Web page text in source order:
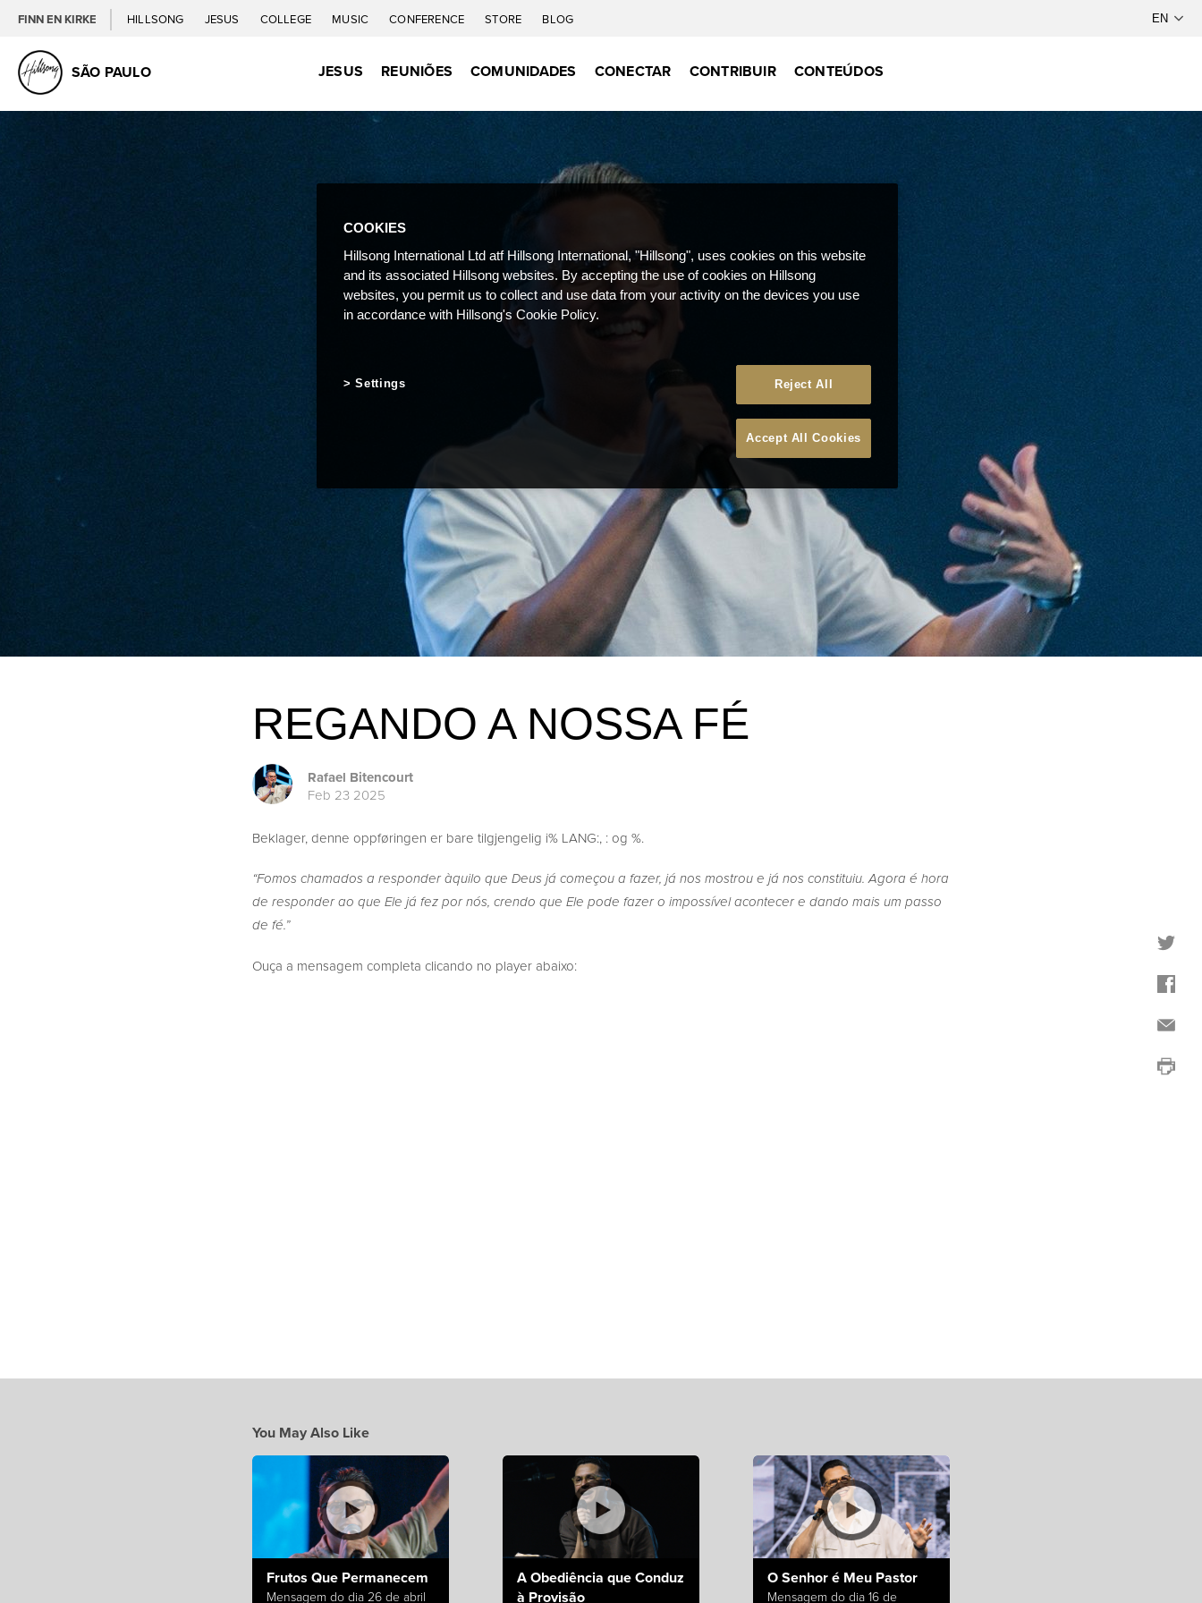
FINN EN KIRKE HILLSONG JESUS COLLEGE MUSIC CONFERENCE STORE BLOG
SÃO PAULO JESUS REUNIÕES COMUNIDADES CONECTAR CONTRIBUIR CONTEÚDOS
REGANDO A NOSSA FÉ
Rafael Bitencourt
Feb 23 2025
Beklager, denne oppføringen er bare tilgjengelig i% LANG:, : og %.
“Fomos chamados a responder àquilo que Deus já começou a fazer, já nos mostrou e já nos constituiu. Agora é hora
de responder ao que Ele já fez por nós, crendo que Ele pode fazer o impossível acontecer e dando mais um passo
de fé.”
Ouça a mensagem completa clicando no player abaixo:
You May Also Like
Frutos Que Permanecem
Mensagem do dia 26 de abril
A Obediência que Conduz
à Provisão
O Senhor é Meu Pastor
Mensagem do dia 16 de
COOKIES
Hillsong International Ltd atf Hillsong International, "Hillsong", uses cookies on this website
and its associated Hillsong websites. By accepting the use of cookies on Hillsong
websites, you permit us to collect and use data from your activity on the devices you use
in accordance with Hillsong's Cookie Policy.
Reject All
Accept All Cookies
Settings